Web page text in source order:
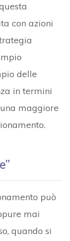
con azioni
delle
in termini
maggiore
può
mai
quando si